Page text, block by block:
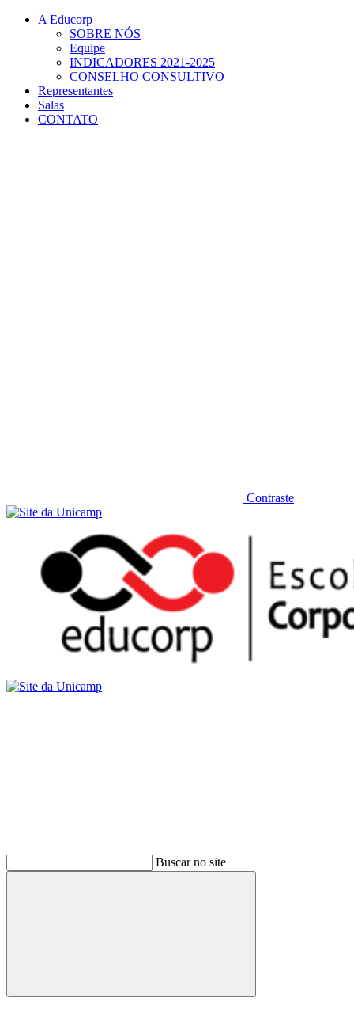
Conteúdo principal
A Educorp
SOBRE NÓS
Equipe
INDICADORES 2021-2025
CONSELHO CONSULTIVO
Representantes
Salas
CONTATO
Contraste
Buscar no site
Buscar